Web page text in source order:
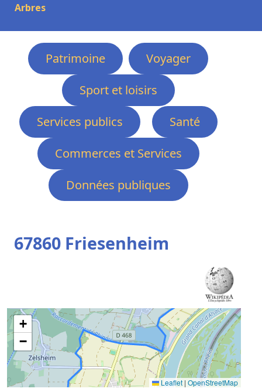
Arbres
Patrimoine
Voyager
Sport et loisirs
Services publics
Santé
Commerces et Services
Données publiques
67860 Friesenheim
+
−
Leaflet | OpenStreetMap